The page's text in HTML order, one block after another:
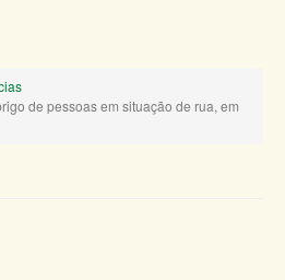
de pessoas em situação de rua, em